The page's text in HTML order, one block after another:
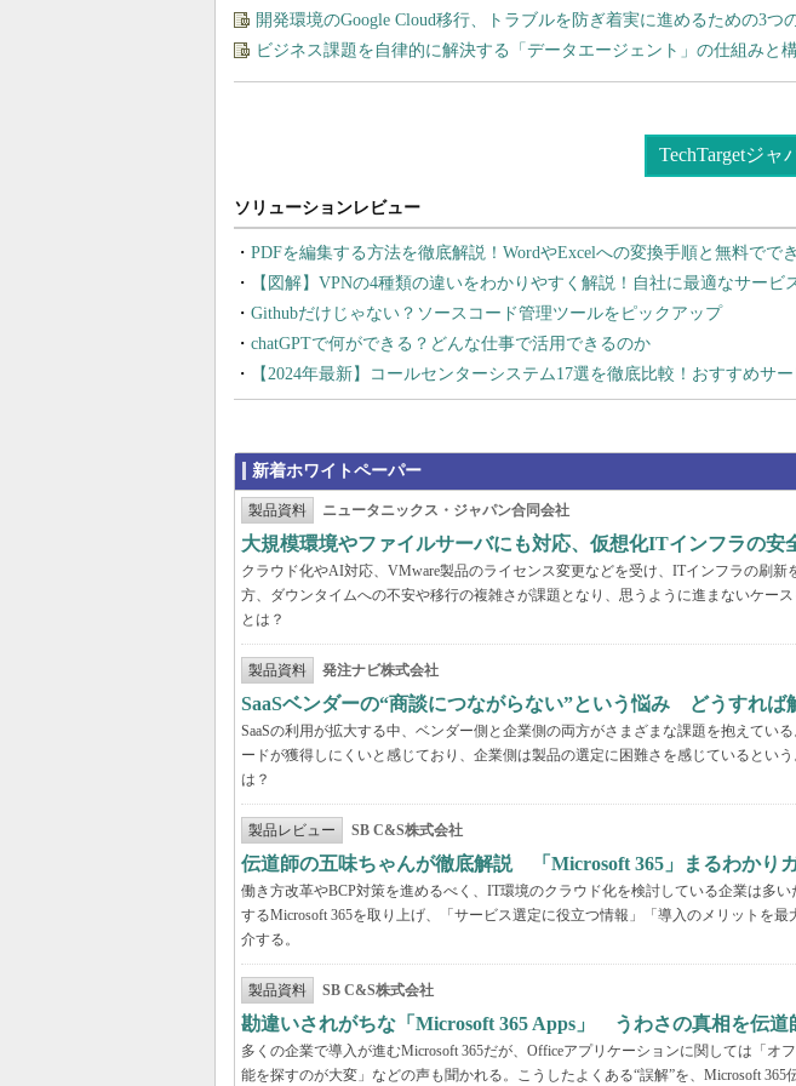
開発環境のGoogle Cloud移行、トラブルを防ぎ着実に進めるための3つ
ビジネス課題を自律的に解決する「データエージェント」の仕組みと
TechTargetジャ
PDFを編集する方法を徹底解説！WordやExcelへの変換手順と無料でで
【図解】VPNの4種類の違いをわかりやすく解説！自社に最適なサービ
Githubだけじゃない？ソースコード管理ツールをピックアップ
chatGPTで何ができる？どんな仕事で活用できるのか
【2024年最新】コールセンターシステム17選を徹底比較！おすすめサ
新着ホワイトペーパー
製品資料 ニュータニックス・ジャパン合同会社
大規模環境やファイルサーバにも対応、仮想化ITインフラの安
クラウド化やAI対応、VMware製品のライセンス変更などを受け、ITインフラの刷新
方、ダウンタイムへの不安や移行の複雑さが課題となり、思うように進まないケー
とは？
製品資料 発注ナビ株式会社
SaaSベンダーの“商談につながらない”という悩み どうすれば
SaaSの利用が拡大する中、ベンダー側と企業側の両方がさまざまな課題を抱えてい
ードが獲得しにくいと感じており、企業側は製品の選定に困難さを感じているとい
は？
製品レビュー SB C&S株式会社
伝道師の五味ちゃんが徹底解説 「Microsoft 365」まるわかり
働き方改革やBCP対策を進めるべく、IT環境のクラウド化を検討している企業は多
するMicrosoft 365を取り上げ、「サービス選定に役立つ情報」「導入のメリットを
介する。
製品資料 SB C&S株式会社
勘違いされがちな「Microsoft 365 Apps」 うわさの真相を伝道
多くの企業で導入が進むMicrosoft 365だが、Officeアプリケーションに関しては「オ
能を探すのが大変」などの声も聞かれる。こうしたよくある“誤解”を、Microsoft 365